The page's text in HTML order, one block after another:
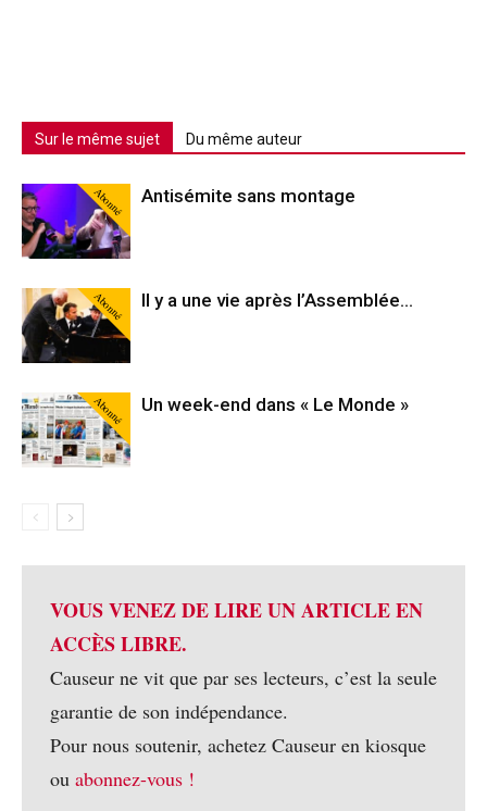
Sur le même sujet Du même auteur
Abonné Antisémite sans montage
Abonné Il y a une vie après l’Assemblée…
Abonné Un week-end dans « Le Monde »
VOUS VENEZ DE LIRE UN ARTICLE EN
ACCÈS LIBRE.
Causeur ne vit que par ses lecteurs, c’est la seule
garantie de son indépendance.
Pour nous soutenir, achetez Causeur en kiosque
ou abonnez-vous !